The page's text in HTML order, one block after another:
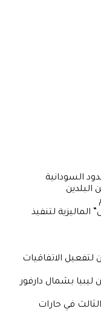
السودانية
البلدين
لتنفيذ
لتفعيل الاتفاقيات
بشمال دارفور
في حارات